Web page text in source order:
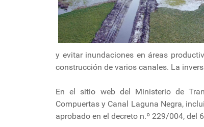
y evitar inundaciones en áreas
construcción de varios canales. La
En el sitio web del Ministerio de
Compuertas y Canal Laguna Negra,
aprobado en el decreto n.º 229/004, del